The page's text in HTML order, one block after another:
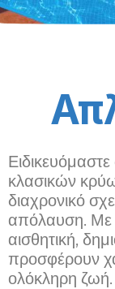
κλασικών
διαχρονικό
απόλαυση. Με
αισθητική,
προσφέρουν
ολόκληρη ζωή.